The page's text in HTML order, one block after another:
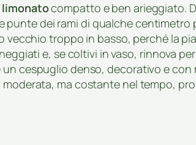
compatto e ben arieggiato.
punte dei rami di qualche centimetro
vecchio troppo in basso, perché la
e, se coltivi in vaso, rinnova
cespuglio denso, decorativo e
ma costante nel tempo,